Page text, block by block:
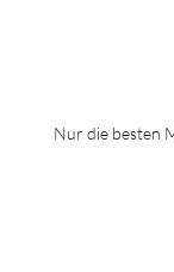
Nur die besten